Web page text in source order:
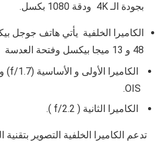
بجودة الـ 4K ودقة 1080 بكسل.
48 و 13 ميجا بيكسل وفتحة العدسة
الكاميرا الأولى و الأساسية (f/1.7
)
OIS
.
الكاميرا الثانية (
).